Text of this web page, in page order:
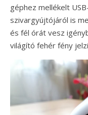
géphez mellékelt
szivargyújtójáról is
és fél órát vesz
világító fehér fény